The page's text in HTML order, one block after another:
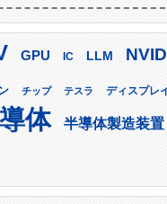
GPU IC LLM
チップ テスラ ディスプレ
体 半導体製造装置